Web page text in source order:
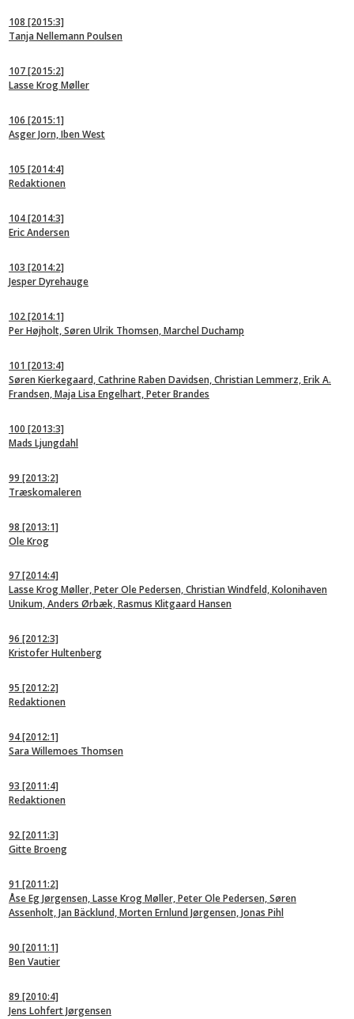
108 [2015:3]
Tanja Nellemann Poulsen
107[2015:2]
Lasse Krog Møller
106 [2015:1]
Asger Jorn, Iben West
105 [2014:4]
Redaktionen
104[2014:3]
Eric Andersen
103 [2014:2]
Jesper Dyrehauge
102[2014:1]
Per Højholt, Søren Ulrik Thomsen, Marchel Duchamp
101 [2013:4]
Søren Kierkegaard, Cathrine Raben Davidsen, Christian Lemmerz, Erik A.
Frandsen, Maja Lisa Engelhart, Peter Brandes
100 [2013:3]
Mads Ljungdahl
99 [2013:2]
Træskomaleren
98 [2013:1]
Ole Krog
97[2014:4]
Lasse Krog Møller, Peter Ole Pedersen, Christian Windfeld, Kolonihaven
Unikum, Anders Ørbæk, Rasmus Klitgaard Hansen
96 [2012:3]
Kristofer Hultenberg
95 [2012:2]
Redaktionen
94[2012:1]
Sara Willemoes Thomsen
93 [2011:4]
Redaktionen
92[2011:3]
Gitte Broeng
91 [2011:2]
Åse Eg Jørgensen, Lasse Krog Møller, Peter Ole Pedersen, Søren
Assenholt, Jan Bäcklund, Morten Ernlund Jørgensen, Jonas Pihl
90 [2011:1]
Ben Vautier
89 [2010:4]
Jens Lohfert Jørgensen